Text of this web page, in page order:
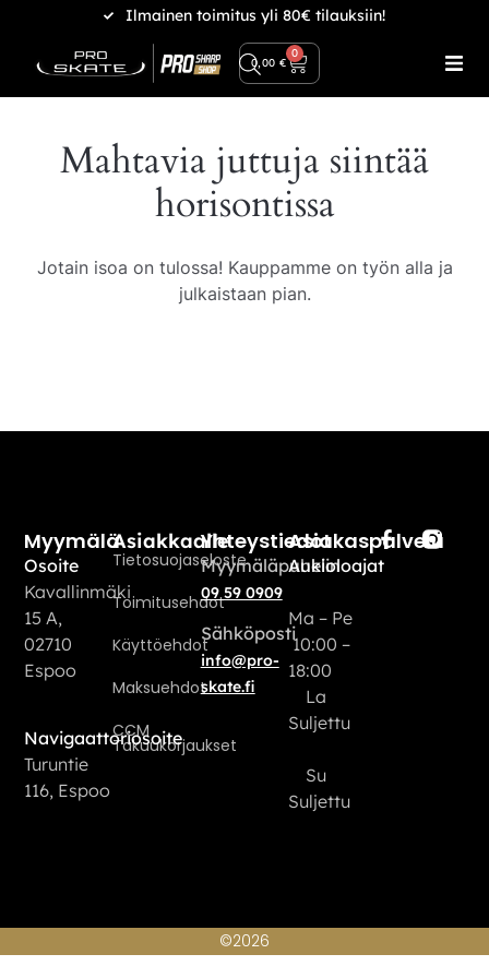
Ilmainen toimitus yli 80€ tilauksiin!
0,00 €
0
Mahtavia juttuja siintää
horisontissa
Jotain isoa on tulossa! Kauppamme on työn alla ja
julkaistaan pian.
Asiakkaalle
Tietosuojaseloste
Toimitusehdot
Käyttöehdot
Maksuehdot
CCM
Takuukorjaukset
Myymälä
Osoite
Kavallinmäki
15 A,
02710
Espoo
Navigaattoriosoite
Turuntie
116, Espoo
Yhteystiedot
Myymäläpuhelin
09 59 0909
Sähköposti
info@pro-
skate.fi
Asiakaspalvelu
Aukioloajat
Ma – Pe
10:00 –
18:00
La
Suljettu
Su
Suljettu
©2026